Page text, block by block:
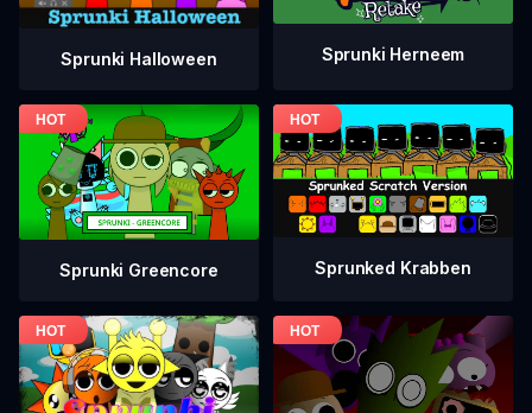
Sprunki Halloween Sprunki Herneem
Sprunki Greencore Sprunked Krabben